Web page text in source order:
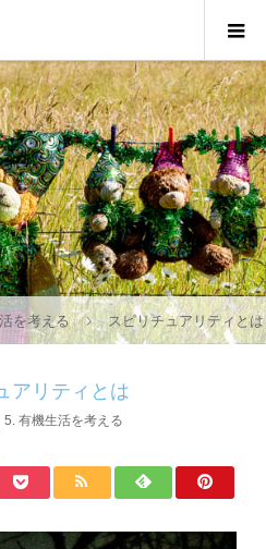
を考える スピリチュアリティとは
アリティとは
5. 有機生活を考える